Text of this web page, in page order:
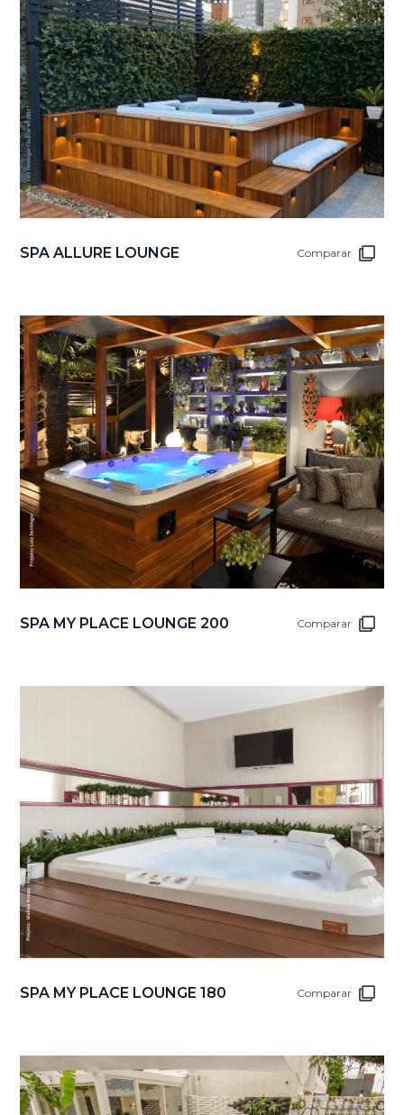
SPA ALLURE LOUNGE Comparar
SPA MY PLACE LOUNGE 200 Comparar
SPA MY PLACE LOUNGE 180 Comparar